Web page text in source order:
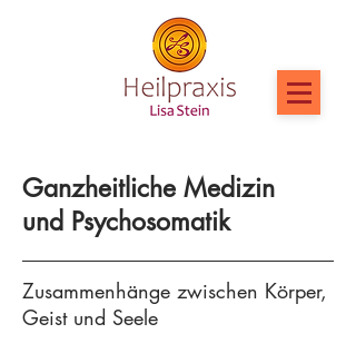
Ganzheitliche Medizin
und Psychosomatik
Zusammenhänge zwischen Körper,
Geist und Seele